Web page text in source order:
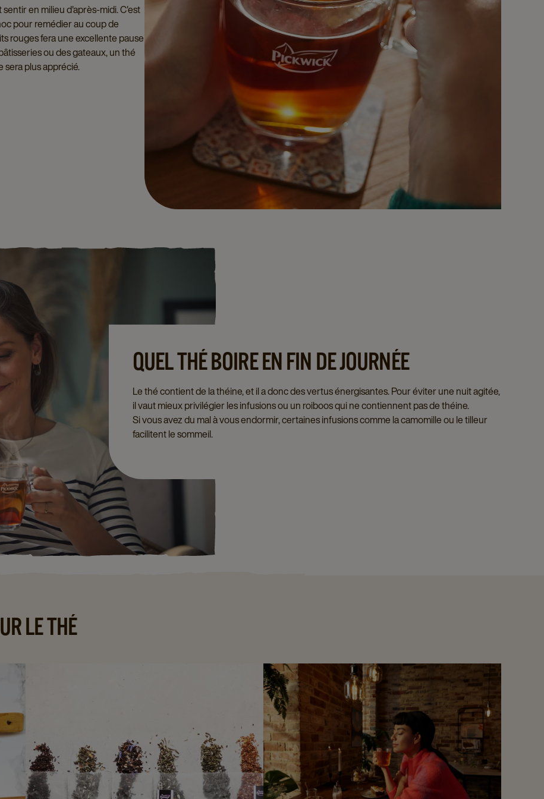
en milieu d'après-midi. C'est
pour remédier au coup de
rouges fera une excellente pause
ou des gateaux, un thé
plus apprécié.
QUEL THÉ BOIRE EN FIN DE JOURNÉE
Le thé contient de la théine, et il a donc des vertus énergisantes. Pour éviter une nuit agitée,
il vaut mieux privilégier les infusions ou un roiboos qui ne contiennent pas de théine.
Si vous avez du mal à vous endormir, certaines infusions comme la camomille ou le tilleur
facilitent le sommeil.
LE THÉ